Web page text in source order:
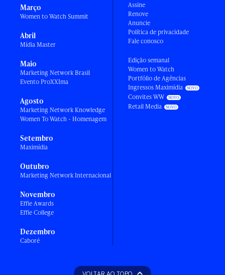
Março
Women to Watch Summit
Abril
Mídia Master
Maio
Marketing Network Brasil
Evento ProXXIma
Agosto
Marketing Network Knowledge
Women To Watch - Homenagem
Setembro
Maximídia
Outubro
Marketing Network Internacional
Novembro
Effie Awards
Effie College
Dezembro
Caboré
Assine
Renove
Anuncie
Política de privacidade
Fale conosco
Edição semanal
Women to Watch
Portfólio de Agências
Ingressos Maximídia
Convites WW
Retail Media